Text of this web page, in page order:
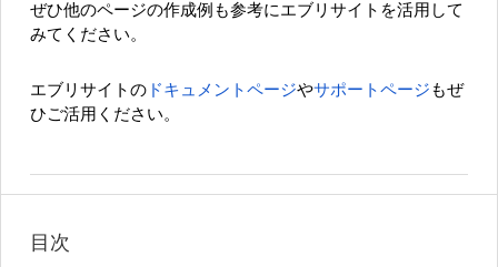
ぜひ他のページの作成例も参考にエブリサイトを活用して
みてください。
エブリサイトの ドキュメントページやサポートページもぜ
ひご活用ください。
目次